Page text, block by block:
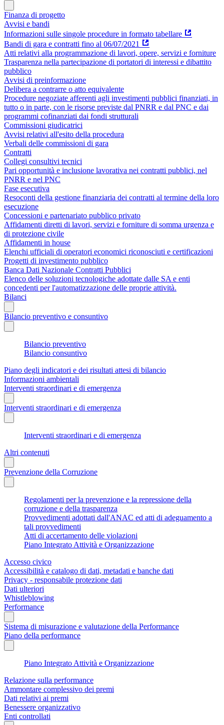
Finanza di progetto
Avvisi e bandi
Informazioni sulle singole procedure in formato tabellare
Bandi di gara e contratti fino al 06/07/2021
Atti relativi alla programmazione di lavori, opere, servizi e forniture
Trasparenza nella partecipazione di portatori di interessi e dibattito
pubblico
Avvisi di preinformazione
Delibera a contrarre o atto equivalente
Procedure negoziate afferenti agli investimenti pubblici finanziati, in
tutto o in parte, con le risorse previste dal PNRR e dal PNC e dai
programmi cofinanziati dai fondi strutturali
Commissioni giudicatrici
Avvisi relativi all'esito della procedura
Verbali delle commissioni di gara
Contratti
Collegi consultivi tecnici
Pari opportunità e inclusione lavorativa nei contratti pubblici, nel
PNRR e nel PNC
Fase esecutiva
Resoconti della gestione finanziaria dei contratti al termine della loro
esecuzione
Concessioni e partenariato pubblico privato
Affidamenti diretti di lavori, servizi e forniture di somma urgenza e
di protezione civile
Affidamenti in house
Elenchi ufficiali di operatori economici riconosciuti e certificazioni
Progetti di investimento pubblico
Banca Dati Nazionale Contratti Pubblici
Elenco delle soluzioni tecnologiche adottate dalle SA e enti
concedenti per l'automatizzazione delle proprie attività.
Bilanci
Bilancio preventivo e consuntivo
Bilancio preventivo
Bilancio consuntivo
Piano degli indicatori e dei risultati attesi di bilancio
Informazioni ambientali
Interventi straordinari e di emergenza
Interventi straordinari e di emergenza
Interventi straordinari e di emergenza
Altri contenuti
Prevenzione della Corruzione
Regolamenti per la prevenzione e la repressione della
corruzione e della trasparenza
Provvedimenti adottati dall'ANAC ed atti di adeguamento a
tali provvedimenti
Atti di accertamento delle violazioni
Piano Integrato Attività e Organizzazione
Accesso civico
Accessibilità e catalogo di dati, metadati e banche dati
Privacy - responsabile protezione dati
Dati ulteriori
Whistleblowing
Performance
Sistema di misurazione e valutazione della Performance
Piano della performance
Piano Integrato Attività e Organizzazione
Relazione sulla performance
Ammontare complessivo dei premi
Dati relativi ai premi
Benessere organizzativo
Enti controllati